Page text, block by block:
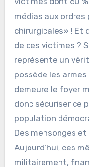
médias aux
chirurgicales» ! Et
de ces victimes ?
représente un
possède les
demeure le foyer
donc sécuriser ce
population
Des mensonges
Aujourd’hui, ces
militairement,